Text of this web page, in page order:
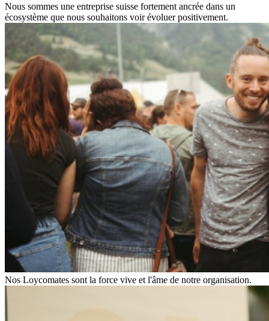
Nous sommes une entreprise suisse fortement ancrée dans un
écosystème que nous souhaitons voir évoluer positivement.
Nos Loycomates sont la force vive et l'âme de notre organisation.